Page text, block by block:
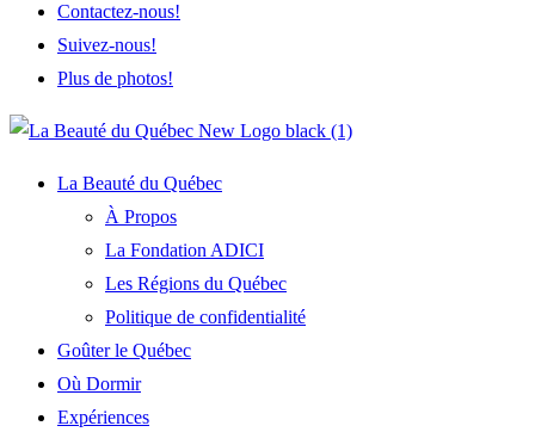
Contactez-nous!
Suivez-nous!
Plus de photos!
La Beauté du Québec
À Propos
La Fondation ADICI
Les Régions du Québec
Politique de confidentialité
Goûter le Québec
Où Dormir
Expériences